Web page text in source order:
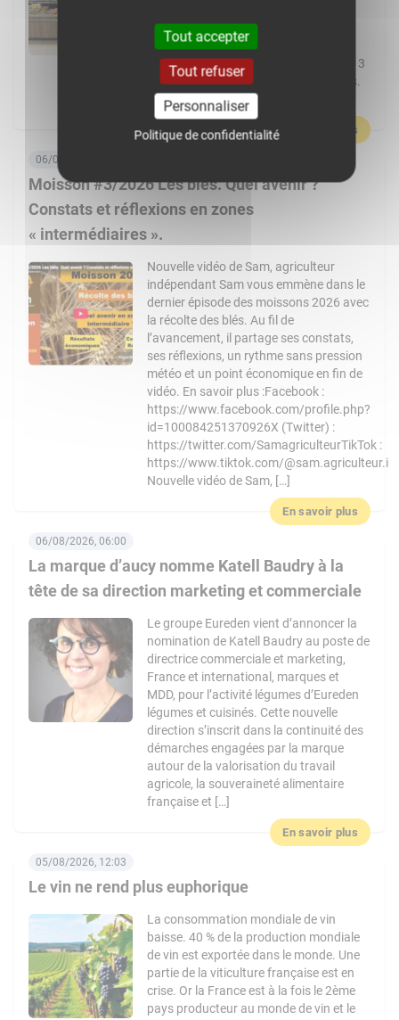
réalise 80 % de ses ventes en GMS.
L’usine Frais Émincés de Pontchâteau
(44) pourrait cette année dépasser les 3
000 t de fruits et légumes transformés.
Un volume réalisé […]
En savoir plus
Moisson #3/2026 Les blés. Quel avenir ?
Constats et réflexions en zones
« intermédiaires ».
06/08/2026, 08:00
Nouvelle vidéo de Sam, agriculteur
indépendant Sam vous emmène dans le
dernier épisode des moissons 2026 avec
la récolte des blés. Au fil de
l’avancement, il partage ses constats,
ses réflexions, un rythme sans pression
météo et un point économique en fin de
vidéo. En savoir plus :Facebook :
https://www.facebook.com/profile.php?
id=100084251370926X (Twitter) :
https://twitter.com/SamagriculteurTikTok :
https://www.tiktok.com/@sam.agriculteur.i
Nouvelle vidéo de Sam, […]
En savoir plus
La marque d’aucy nomme Katell Baudry à la
tête de sa direction marketing et commerciale
06/08/2026, 06:00
Le groupe Eureden vient d’annoncer la
nomination de Katell Baudry au poste de
directrice commerciale et marketing,
France et international, marques et
MDD, pour l’activité légumes d’Eureden
légumes et cuisinés. Cette nouvelle
direction s’inscrit dans la continuité des
démarches engagées par la marque
autour de la valorisation du travail
agricole, la souveraineté alimentaire
française et […]
En savoir plus
Le vin ne rend plus euphorique
05/08/2026, 12:03
La consommation mondiale de vin
baisse. 40 % de la production mondiale
de vin est exportée dans le monde. Une
partie de la viticulture française est en
crise. Or la France est à la fois le 2ème
pays producteur au monde de vin et le
Tout accepter
Tout refuser
Personnaliser
Politique de confidentialité